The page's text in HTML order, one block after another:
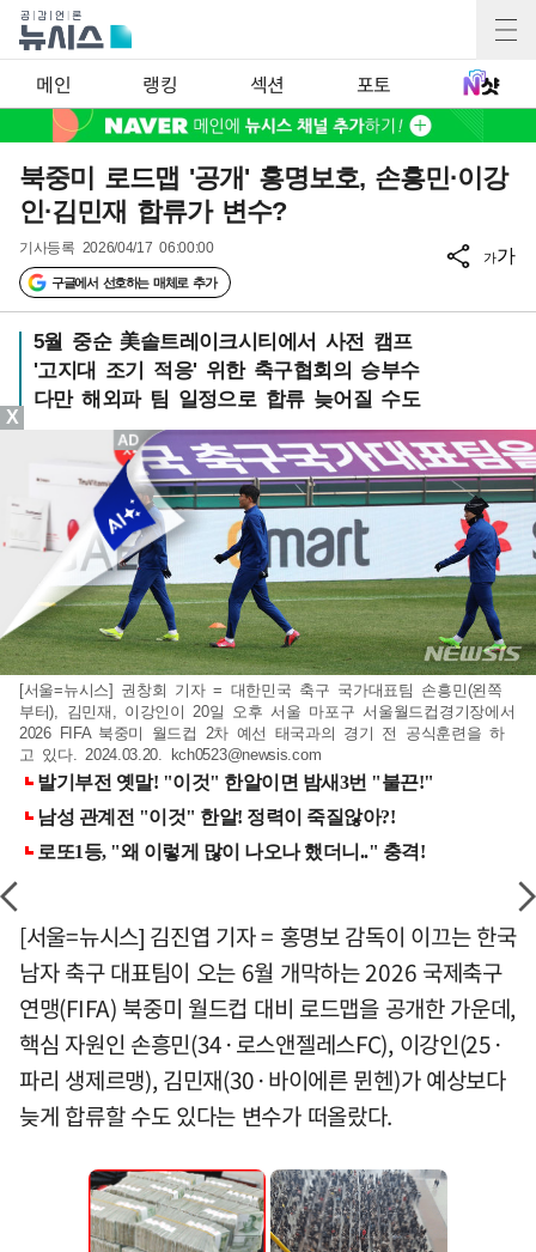
메인 랭킹 섹션 포토
북중미 로드맵 '공개' 홍명보호, 손흥민·이강
인·김민재 합류가 변수?
기사등록 2026/04/17 06:00:00
구글에서 선호하는 매체로 추가
가가
5월 중순 美솔트레이크시티에서 사전 캠프
'고지대 조기 적응' 위한 축구협회의 승부수
다만 해외파 팀 일정으로 합류 늦어질 수도
[서울=뉴시스] 권창회 기자 = 대한민국 축구 국가대표팀 손흥민(왼쪽
부터), 김민재, 이강인이 20일 오후 서울 마포구 서울월드컵경기장에서
2026 FIFA 북중미 월드컵 2차 예선 태국과의 경기 전 공식훈련을 하
고 있다. 2024.03.20.
kch0523@newsis.com
[서울=뉴시스] 김진엽 기자 = 홍명보 감독이 이끄는 한국
남자 축구 대표팀이 오는 6월 개막하는 2026 국제축구
연맹(FIFA) 북중미 월드컵 대비 로드맵을 공개한 가운데,
핵심 자원인 손흥민(34·로스앤젤레스FC), 이강인(25·
파리 생제르맹), 김민재(30·바이에른 뮌헨)가 예상보다
늦게 합류할 수도 있다는 변수가 떠올랐다.
X